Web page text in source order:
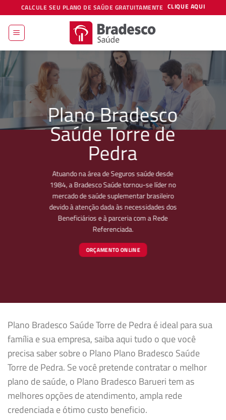
to
content
CALCULE SEU PLANO DE SAÚDE GRATUITAMENTE CLIQUE AQUI
Plano Bradesco
Saúde Torre de
Pedra
Atuando na área de Seguros saúde desde
1984, a Bradesco Saúde tornou-se líder no
mercado de saúde suplementar brasileiro
devido à atenção dada às necessidades dos
Beneficiários e à parceria com a Rede
Referenciada.
ORÇAMENTO ONLINE
Plano Bradesco Saúde Torre de Pedra é ideal para sua
família e sua empresa, saiba aqui tudo o que você
precisa saber sobre o Plano Plano Bradesco Saúde
Torre de Pedra. Se você pretende contratar o melhor
plano de saúde, o Plano Bradesco Barueri tem as
melhores opções de atendimento, ampla rede
credenciada e ótimo custo beneficio.